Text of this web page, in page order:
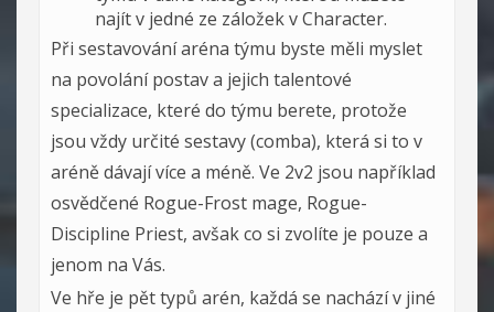
najít v jedné ze záložek v Character.
Při sestavování aréna týmu byste měli myslet
na povolání postav a jejich talentové
specializace, které do týmu berete, protože
jsou vždy určité sestavy (comba), která si to v
aréně dávají více a méně. Ve 2v2 jsou například
osvědčené Rogue-Frost mage, Rogue-
Discipline Priest, avšak co si zvolíte je pouze a
jenom na Vás.
Ve hře je pět typů arén, každá se nachází v jiné